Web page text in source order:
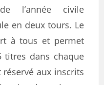
l’année civile
en deux tours. Le
à tous et permet
titres dans chaque
réservé aux inscrits